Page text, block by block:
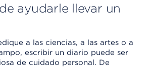
ayudarle llevar un
a las ciencias, a las artes o a
escribir un diario puede ser
de cuidado personal. De